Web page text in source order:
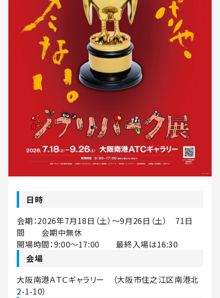
日時
会期：2026年7月18日（土）～9月26日（土） 71日
間 会期中無休
開場時間：9:00～17:00 最終入場は16:30
会場
大阪南港ＡＴＣギャラリー （大阪市住之江区南港北
2-1-10）